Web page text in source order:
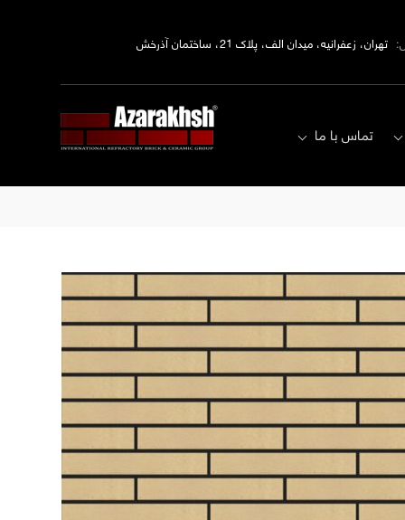
تهران، زعفرانیه، میدان الف، پلاک 21، ساختمان آذرخش
تماس با ما